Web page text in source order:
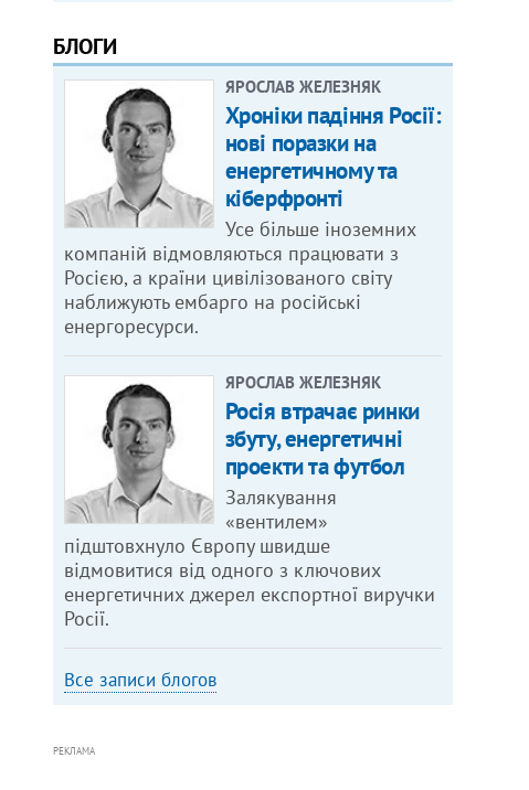
БЛОГИ
ЯРОСЛАВ ЖЕЛЕЗНЯК
Хроніки падіння Росії:
нові поразки на
енергетичному та
кіберфронті
Усе більше іноземних
компаній відмовляються працювати з
Росією, а країни цивілізованого світу
наближують ембарго на російські
енергоресурси.
ЯРОСЛАВ ЖЕЛЕЗНЯК
Росія втрачає ринки
збуту, енергетичні
проекти та футбол
Залякування
«вентилем»
підштовхнуло Європу швидше
відмовитися від одного з ключових
енергетичних джерел експортної виручки
Росії.
Все записи блогов
РЕКЛАМА